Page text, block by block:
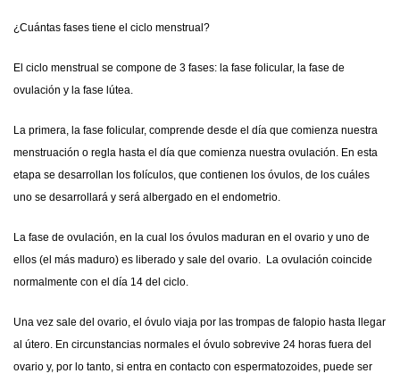
¿Cuántas fases tiene el ciclo menstrual?
El ciclo menstrual se compone de 3 fases: la fase folicular, la fase de
ovulación y la fase lútea.
La primera, la fase folicular, comprende desde el día que comienza nuestra
menstruación o regla hasta el día que comienza nuestra ovulación. En esta
etapa se desarrollan los folículos, que contienen los óvulos, de los cuáles
uno se desarrollará y será albergado en el endometrio.
La fase de ovulación, en la cual los óvulos maduran en el ovario y uno de
ellos (el más maduro) es liberado y sale del ovario. La ovulación coincide
normalmente con el día 14 del ciclo.
Una vez sale del ovario, el óvulo viaja por las trompas de falopio hasta llegar
al útero. En circunstancias normales el óvulo sobrevive 24 horas fuera del
ovario y, por lo tanto, si entra en contacto con espermatozoides, puede ser